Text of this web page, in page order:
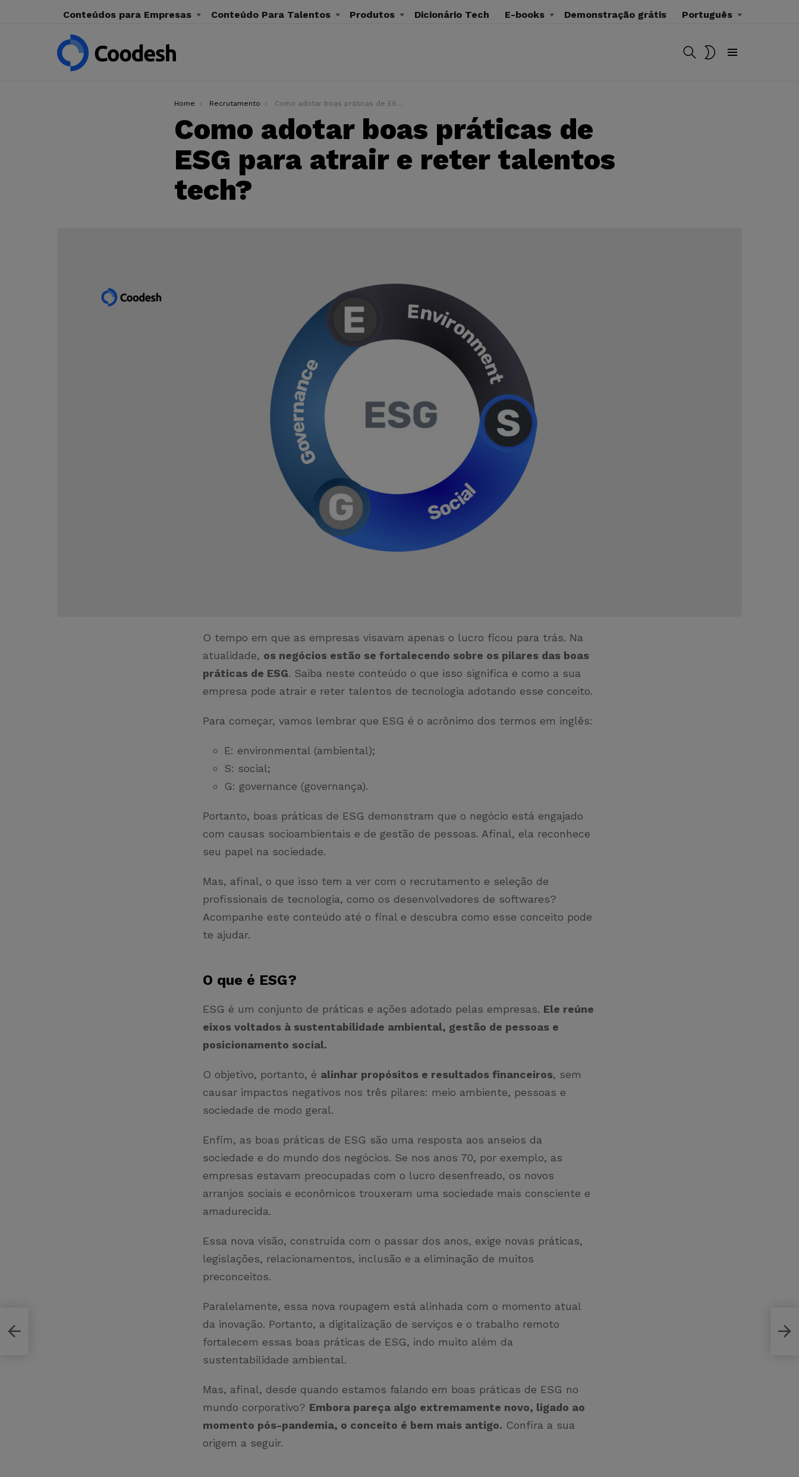
Conteúdos para Empresas Conteúdo Para Talentos Produtos Dicionário Tech E-books Demonstração grátis Português
BUSCAR
You are here:
Home Recrutamento Como adotar boas práticas de ESG para atrair e reter talentos tech?
Como adotar boas práticas de
ESG para atrair e reter talentos
tech?
O tempo em que as empresas visavam apenas o lucro ficou para trás. Na
atualidade, os negócios estão se fortalecendo sobre os pilares das boas
práticas de ESG. Saiba neste conteúdo o que isso significa e como a sua
empresa pode atrair e reter talentos de tecnologia adotando esse conceito.
Para começar, vamos lembrar que ESG é o acrônimo dos termos em inglês:
E: environmental (ambiental);
S: social;
G: governance (governança).
Portanto, boas práticas de ESG demonstram que o negócio está engajado
com causas socioambientais e de gestão de pessoas. Afinal, ela reconhece
seu papel na sociedade.
Mas, afinal, o que isso tem a ver com o recrutamento e seleção de
profissionais de tecnologia, como os desenvolvedores de softwares?
Acompanhe este conteúdo até o final e descubra como esse conceito pode
te ajudar.
O que é ESG?
ESG é um conjunto de práticas e ações adotado pelas empresas. Ele reúne
eixos voltados à sustentabilidade ambiental, gestão de pessoas e
posicionamento social.
O objetivo, portanto, é alinhar propósitos e resultados financeiros, sem
causar impactos negativos nos três pilares: meio ambiente, pessoas e
sociedade de modo geral.
Enfim, as boas práticas de ESG são uma resposta aos anseios da
sociedade e do mundo dos negócios. Se nos anos 70, por exemplo, as
empresas estavam preocupadas com o lucro desenfreado, os novos
arranjos sociais e econômicos trouxeram uma sociedade mais consciente e
amadurecida.
Essa nova visão, construída com o passar dos anos, exige novas práticas,
legislações, relacionamentos, inclusão e a eliminação de muitos
preconceitos.
Paralelamente, essa nova roupagem está alinhada com o momento atual
da inovação. Portanto, a digitalização de serviços e o trabalho remoto
fortalecem essas boas práticas de ESG, indo muito além da
sustentabilidade ambiental.
Mas, afinal, desde quando estamos falando em boas práticas de ESG no
mundo corporativo? Embora pareça algo extremamente novo, ligado ao
momento pós-pandemia, o conceito é bem mais antigo. Confira a sua
origem a seguir.
O